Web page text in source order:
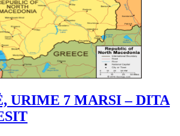
URIME 7 MARSI – DITA